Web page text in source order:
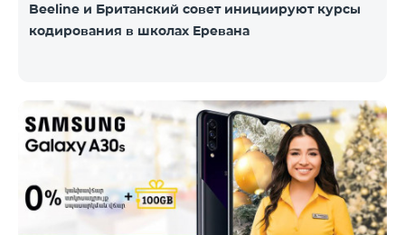
Beeline и Британский совет инициируют курсы
кодирования в школах Еревана